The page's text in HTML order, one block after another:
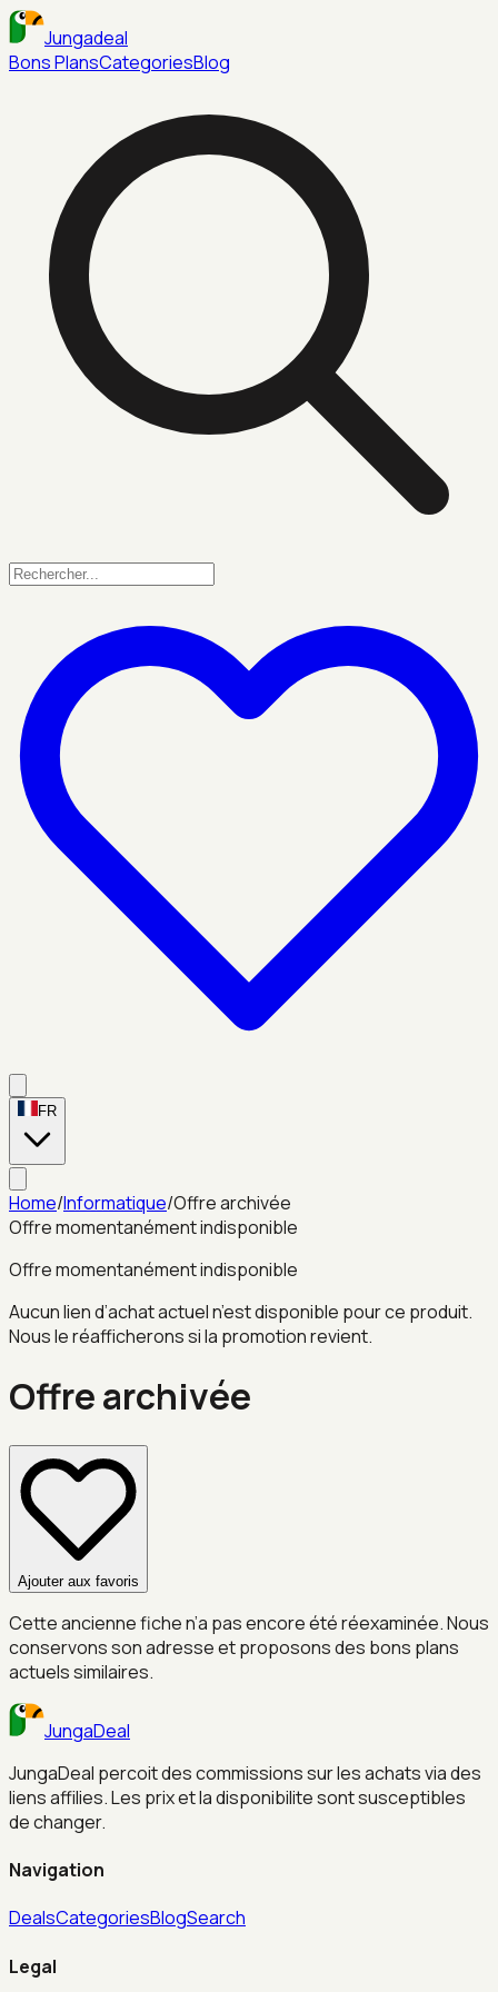
Jungadeal
Bons PlansCategoriesBlog
FR
Home/Informatique/Offre archivée
Offre momentanément indisponible
Offre momentanément indisponible
Aucun lien d’achat actuel n’est disponible pour ce produit.
Nous le réafficherons si la promotion revient.
Offre archivée
Ajouter aux favoris
Cette ancienne fiche n’a pas encore été réexaminée. Nous
conservons son adresse et proposons des bons plans
actuels similaires.
JungaDeal
JungaDeal percoit des commissions sur les achats via des
liens affilies. Les prix et la disponibilite sont susceptibles
de changer.
Navigation
DealsCategoriesBlogSearch
Legal